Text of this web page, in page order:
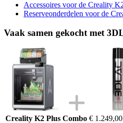
Accessoires voor de Creality
Reserveonderdelen voor de
Vaak samen gekocht met
Creality K2 Plus Combo € 1.249,00